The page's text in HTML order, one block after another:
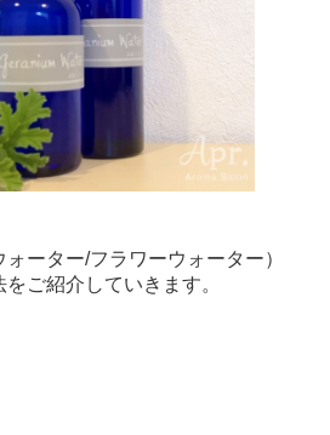
ーター/フラワーウォーター）
ご紹介していきます。